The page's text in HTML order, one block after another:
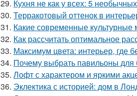
29. Кухня не как у всех: 5
30. Терракотовый оттенок в
31. Какие современные культурные
32. Как рассчитать оптимальное
33. Максимум цвета: интерьер, где
34. Почему выбрать павильоны для
35. Лофт с характером и яркими
36. Эклектика с историей: дом в